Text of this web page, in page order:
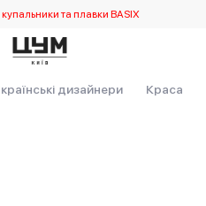
купальники та плавки BASIX
дизайнери Краса